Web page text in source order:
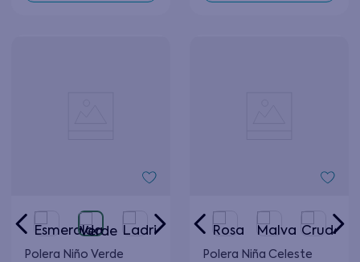
Polera Niño Verde Polera Niña Celeste